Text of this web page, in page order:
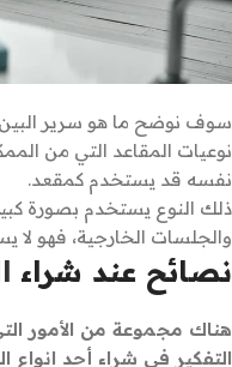
سوف نوضح ما هو سرير
نوعيات المقاعد التي من
نفسه قد يستخدم كمقعد.
ذلك النوع يستخدم بصورة
والجلسات الخارجية، فهو
نصائح عند شراء
هناك مجموعة من الأمور
التفكير في شراء أحد انواع